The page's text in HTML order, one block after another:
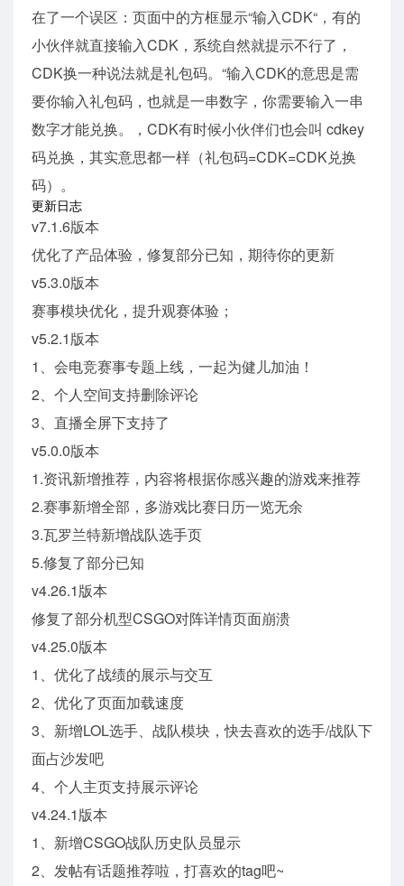
在了一个误区：页面中的方框显示“输入CDK“，有的
小伙伴就直接输入CDK，系统自然就提示不行了，
CDK换一种说法就是礼包码。“输入CDK的意思是需
要你输入礼包码，也就是一串数字，你需要输入一串
数字才能兑换。，CDK有时候小伙伴们也会叫 cdkey
码兑换，其实意思都一样（礼包码=CDK=CDK兑换
码）。
更新日志
v7.1.6版本
优化了产品体验，修复部分已知，期待你的更新
v5.3.0版本
赛事模块优化，提升观赛体验；
v5.2.1版本
1、会电竞赛事专题上线，一起为健儿加油！
2、个人空间支持删除评论
3、直播全屏下支持了
v5.0.0版本
1.资讯新增推荐，内容将根据你感兴趣的游戏来推荐
2.赛事新增全部，多游戏比赛日历一览无余
3.瓦罗兰特新增战队选手页
5.修复了部分已知
v4.26.1版本
修复了部分机型CSGO对阵详情页面崩溃
v4.25.0版本
1、优化了战绩的展示与交互
2、优化了页面加载速度
3、新增LOL选手、战队模块，快去喜欢的选手/战队下
面占沙发吧
4、个人主页支持展示评论
v4.24.1版本
1、新增CSGO战队历史队员显示
2、发帖有话题推荐啦，打喜欢的tag吧~